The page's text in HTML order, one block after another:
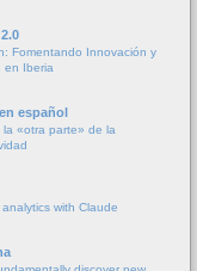
Fomentando Innovación y
en Iberia
español
«otra parte» de la
with Claude